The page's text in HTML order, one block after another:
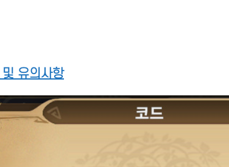
유의사항